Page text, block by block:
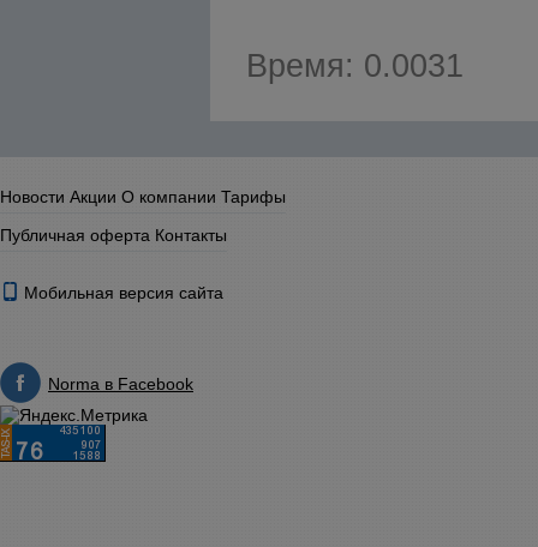
Время: 0.0031
Новости Акции О компании Тарифы
Публичная оферта Контакты
Мобильная версия сайта
Norma в Facebook